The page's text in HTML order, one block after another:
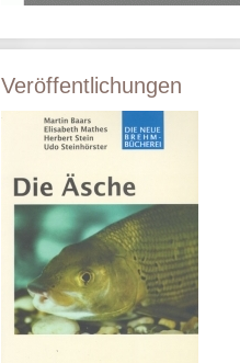
Veröffentlichungen